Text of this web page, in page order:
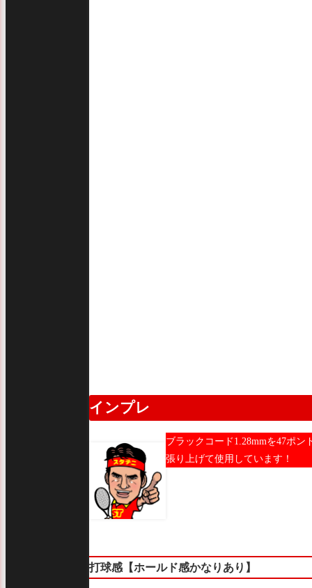
インプレ
ブラックコード1.28mmを47ポン
張り上げて使用しています！
打球感【ホールド感かなりあり】